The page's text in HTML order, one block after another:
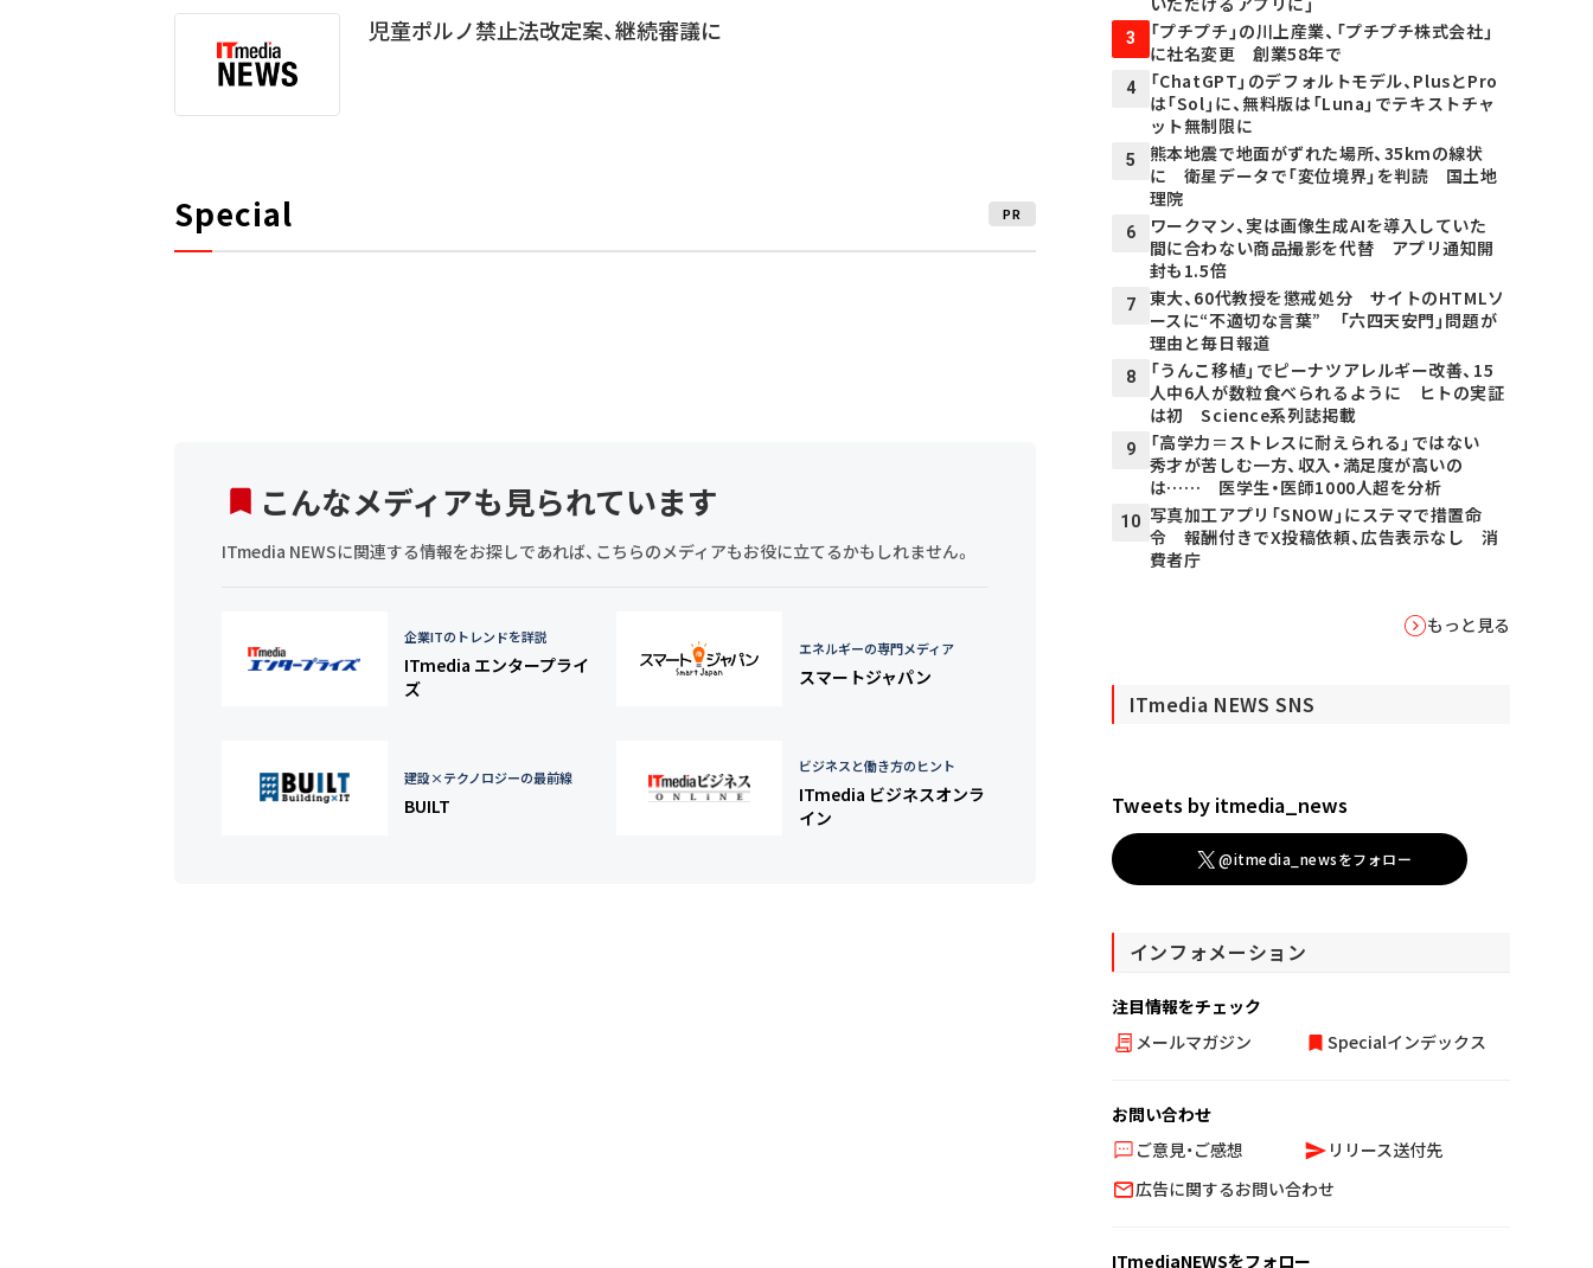
児童ポルノ禁止法改定案、継続審議に
Special PR
こんなメディアも見られています
ITmedia NEWSに関連する情報をお探しであれば、こちらのメディアもお役に立てるかもしれません。
企業ITのトレンドを詳説
ITmedia エンタープライ
ズ
エネルギーの専門メディア
スマートジャパン
建設×テクノロジーの最前線
BUILT
ビジネスと働き方のヒント
ITmedia ビジネスオンラ
イン
3
「プチプチ」の川上産業、「プチプチ株式会社」
に社名変更 創業58年で
4
「ChatGPT」のデフォルトモデル、PlusとPro
は「Sol」に、無料版は「Luna」でテキストチャ
ット無制限に
5
熊本地震で地面がずれた場所、35kmの線状
に 衛星データで「変位境界」を判読 国土地
理院
6
ワークマン、実は画像生成AIを導入していた
間に合わない商品撮影を代替 アプリ通知開
封も1.5倍
7
東大、60代教授を懲戒処分 サイトのHTMLソ
ースに“不適切な言葉” 「六四天安門」問題が
理由と毎日報道
8
「うんこ移植」でピーナツアレルギー改善、15
人中6人が数粒食べられるように ヒトの実証
は初 Science系列誌掲載
9
「高学力＝ストレスに耐えられる」ではない
秀才が苦しむ一方、収入・満足度が高いの
は…… 医学生・医師1000人超を分析
10 写真加工アプリ「SNOW」にステマで措置命
令 報酬付きでX投稿依頼、広告表示なし 消
費者庁
もっと見る
ITmedia NEWS SNS
Tweets by itmedia_news
@itmedia_newsをフォロー
インフォメーション
注目情報をチェック
メールマガジン
Specialインデックス
お問い合わせ
ご意見・ご感想
リリース送付先
広告に関するお問い合わせ
ITmediaNEWSをフォロー